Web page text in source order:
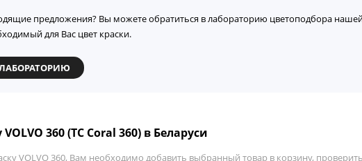
предложения? Вы можете обратиться в лабораторию цветоподбора
для Вас цвет краски.
360 (TC Coral 360) в Беларуси
VOLVO 360, Вам необходимо добавить выбранный товар в корзину,